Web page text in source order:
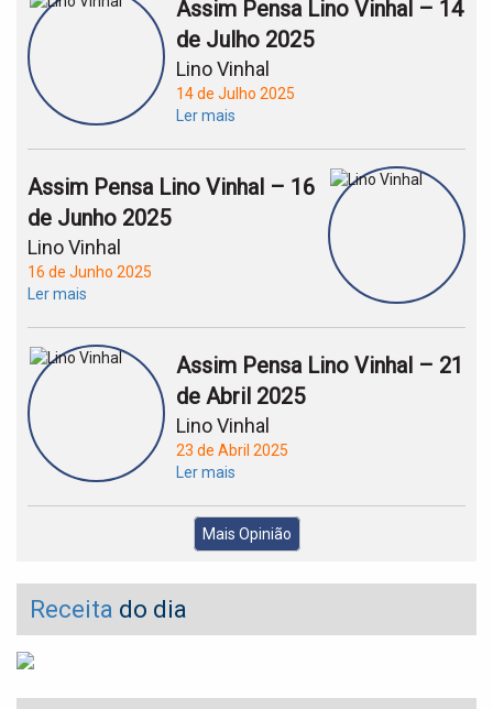
Assim Pensa Lino Vinhal – 14
de Julho 2025
Lino Vinhal
14 de Julho 2025
Ler mais
Assim Pensa Lino Vinhal – 16
de Junho 2025
Lino Vinhal
16 de Junho 2025
Ler mais
Assim Pensa Lino Vinhal – 21
de Abril 2025
Lino Vinhal
23 de Abril 2025
Ler mais
Mais Opinião
Receita do dia